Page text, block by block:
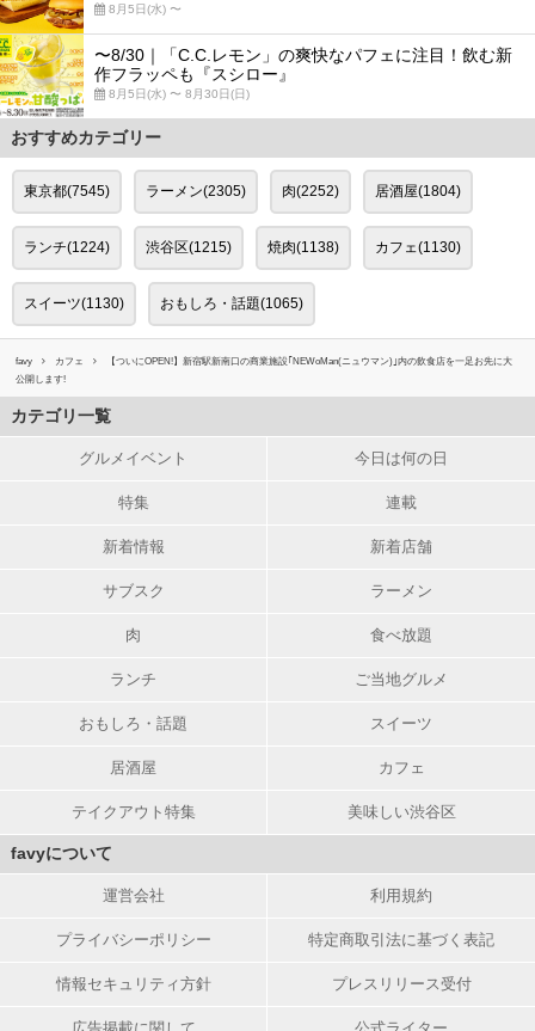
8月5日(水) 〜
〜8/30｜「C.C.レモン」の爽快なパフェに注目！飲む新
作フラッペも『スシロー』
8月5日(水) 〜 8月30日(日)
おすすめカテゴリー
東京都(7545) ラーメン(2305) 肉(2252) 居酒屋(1804)
ランチ(1224) 渋谷区(1215) 焼肉(1138) カフェ(1130)
スイーツ(1130) おもしろ・話題(1065)
favy カフェ
【ついにOPEN!】新宿駅新南口の商業施設｢NEWoMan(ニュウマン)｣内の飲食店を一足お先に大
公開します!
カテゴリ一覧
グルメイベント 今日は何の日
特集 連載
新着情報 新着店舗
サブスク ラーメン
肉 食べ放題
ランチ ご当地グルメ
おもしろ・話題 スイーツ
居酒屋 カフェ
テイクアウト特集 美味しい渋谷区
favyについて
運営会社 利用規約
プライバシーポリシー 特定商取引法に基づく表記
情報セキュリティ方針 プレスリリース受付